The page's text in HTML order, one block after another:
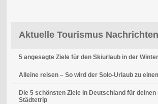
Aktuelle Tourismus Nachrichten
5 angesagte Ziele für den Skiurlaub in der
Alleine reisen – So wird der Solo-Urlaub zu
Die 5 schönsten Ziele in Deutschland für deinen
Städtetrip